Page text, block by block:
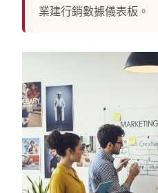
業建行銷數據儀表板。